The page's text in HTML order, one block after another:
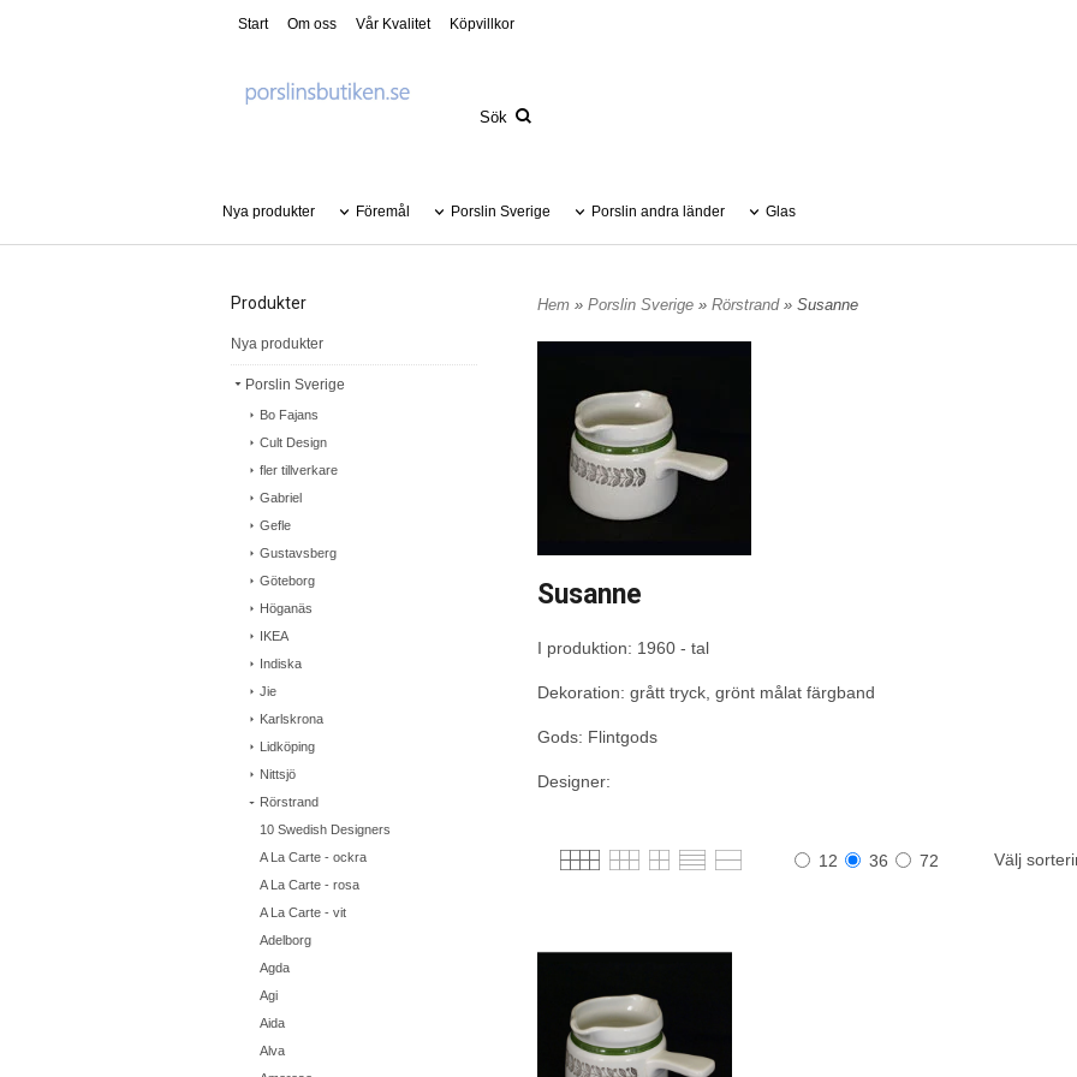
Start Om oss Vår Kvalitet Köpvillkor
Nya produkter Föremål Porslin Sverige Porslin andra länder Glas
Produkter
Nya produkter
Porslin Sverige
Bo Fajans
Cult Design
fler tillverkare
Gabriel
Gefle
Gustavsberg
Göteborg
Höganäs
IKEA
Indiska
Jie
Karlskrona
Lidköping
Nittsjö
Rörstrand
10 Swedish Designers
A La Carte - ockra
A La Carte - rosa
A La Carte - vit
Adelborg
Agda
Agi
Aida
Alva
Hem » Porslin Sverige » Rörstrand » Susanne
Susanne
I produktion: 1960 - tal
Dekoration: grått tryck, grönt målat färgband
Gods: Flintgods
Designer:
12 36 72 Välj